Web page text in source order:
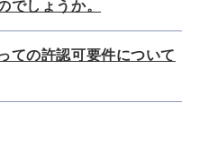
でしょうか。
ての許認可要件について